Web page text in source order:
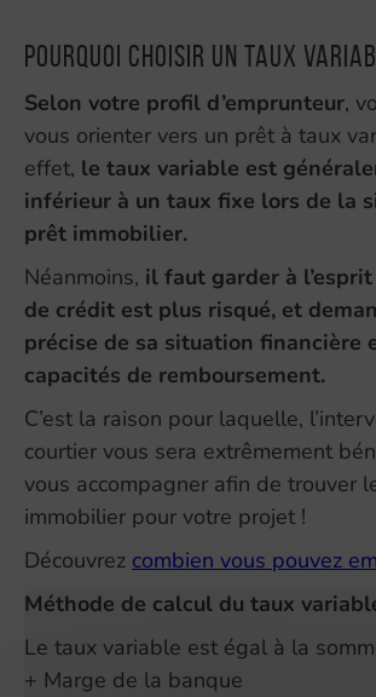
Pourquoi choisir un taux
Selon votre profil d’emprunteur,
vous orienter vers un prêt à taux
effet, le taux variable est
inférieur à un taux fixe lors de la
prêt immobilier.
Néanmoins, il faut garder à
de crédit est plus risqué, et
précise de sa situation financière
capacités de remboursement.
C’est la raison pour laquelle,
courtier vous sera extrêmement
vous accompagner afin de trouver
immobilier pour votre projet !
Découvrez combien vous pouvez
Méthode de calcul du taux
Le taux variable est égal à la
+ Marge de la banque